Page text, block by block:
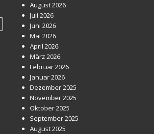
August 2026
Juli 2026
Juni 2026
Mai 2026
April 2026
März 2026
Februar 2026
Januar 2026
Dezember 2025
November 2025
Oktober 2025
September 2025
August 2025